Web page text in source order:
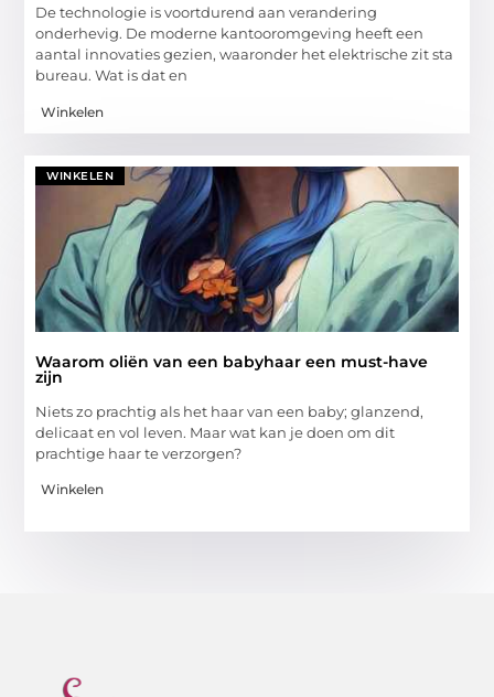
De technologie is voortdurend aan verandering
onderhevig. De moderne kantooromgeving heeft een
aantal innovaties gezien, waaronder het elektrische zit sta
bureau. Wat is dat en
Winkelen
WINKELEN
Waarom oliën van een babyhaar een must-have
zijn
Niets zo prachtig als het haar van een baby; glanzend,
delicaat en vol leven. Maar wat kan je doen om dit
prachtige haar te verzorgen?
Winkelen